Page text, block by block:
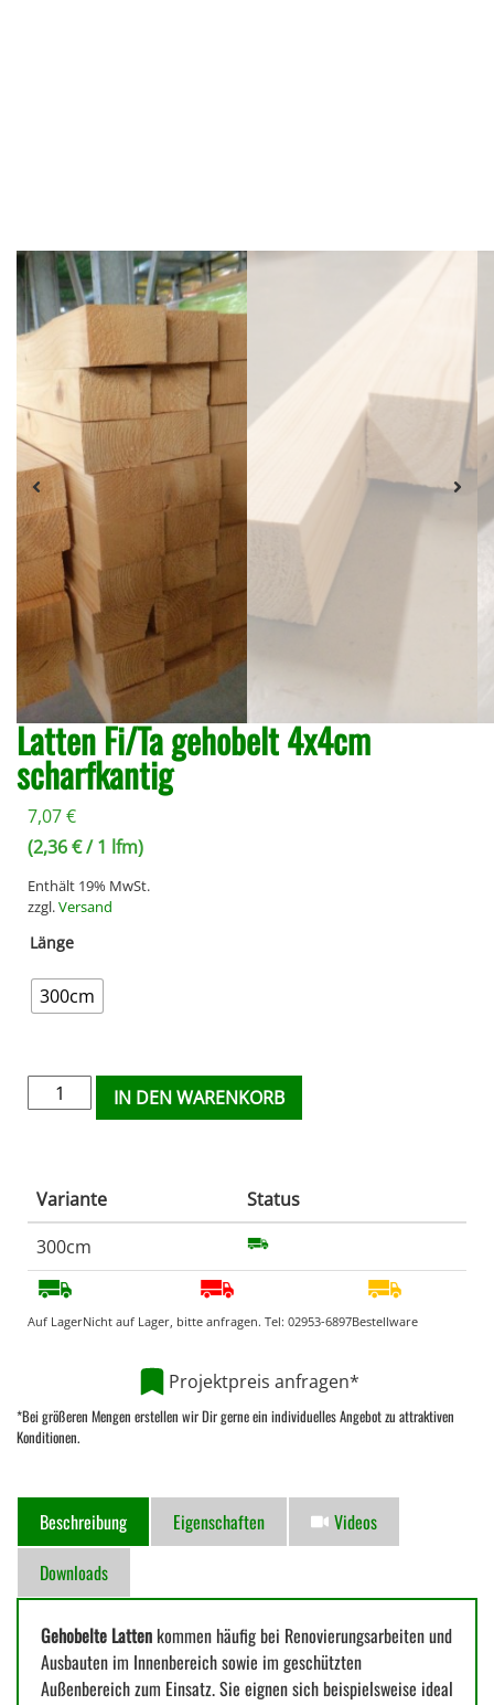
Latten Fi/Ta gehobelt 4x4cm
scharfkantig
7,07€
(2,36€/ 1 lfm)
Enthält 19% MwSt.
zzgl.Versand
Länge
300cm
IN DEN WARENKORB
Variante
Status
300cm
Auf LagerNicht auf Lager, bitte anfragen. Tel: 02953-6897Bestellware
Projektpreis anfragen*
*Bei größeren Mengen erstellen wir Dir gerne ein individuelles Angebot zu attraktiven
Konditionen.
Beschreibung Eigenschaften
Videos
Downloads
Gehobelte Latten kommen häufig bei Renovierungsarbeiten und
Ausbauten im Innenbereich sowie im geschützten
Außenbereich zum Einsatz. Sie eignen sich beispielsweise ideal